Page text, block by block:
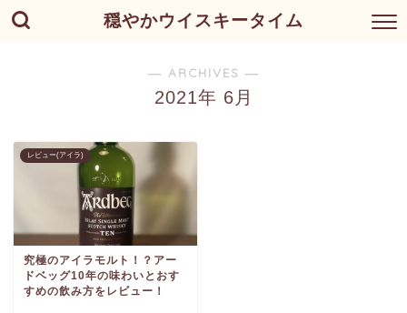
穏やかウイスキータイム
― ARCHIVES ―
2021年 6月
レビュー(アイラ)
究極のアイラモルト！？アー
ドベッグ10年の味わいとおす
すめの飲み方をレビュー！